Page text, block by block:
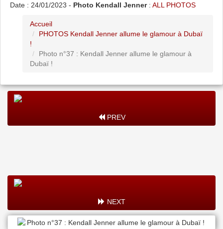
Date : 24/01/2023 - Photo Kendall Jenner: ALL PHOTOS
Accueil
PHOTOS Kendall Jenner allume le glamour à Dubaï
!
Photo n°37 : Kendall Jenner allume le glamour à
Dubaï !
PREV
NEXT